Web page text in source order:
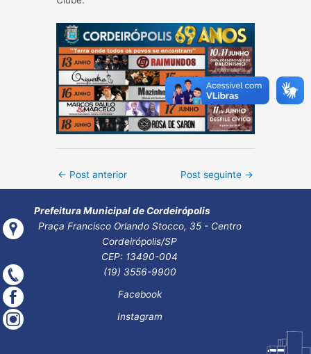
Post
← Post anterior Post seguinte →
Prefeitura Municipal de Cordeirópolis
Praça Francisco Orlando Stocco, 35 - Centro
Cordeirópolis/SP
CEP: 13490-004
(19) 3556-9900
Facebook
Instagram